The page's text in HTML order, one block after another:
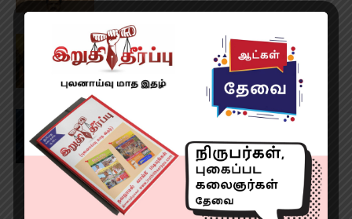
MR X விமர்சனம் RATING 2.9/5
‘மனிதன் தெய்வமாகலாம்’ விமர்சனம்
RATING 2.9/5